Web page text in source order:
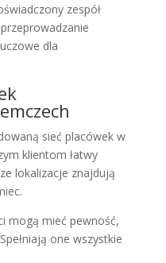
zespół
dla
sieć placówek w
klientom łatwy
lokalizacje znajdują
mogą mieć pewność,
one wszystkie